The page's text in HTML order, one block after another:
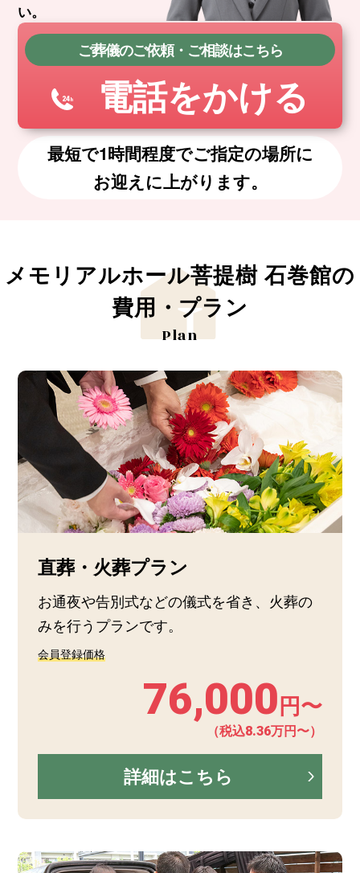
い。
ご葬儀のご依頼・ご相談はこちら
電話をかける
最短で1時間程度でご指定の場所に
お迎えに上がります。
メモリアルホール菩提樹 石巻館の
費用・プラン
Plan
直葬・火葬プラン
お通夜や告別式などの儀式を省き、火葬の
みを行うプランです。
会員登録価格
76,000 円〜
（税込8.36万円〜）
詳細はこちら